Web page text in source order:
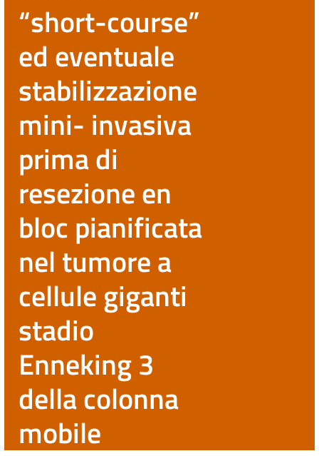
“short-course”
ed eventuale
stabilizzazione
mini- invasiva
prima di
resezione en
bloc pianificata
nel tumore a
cellule giganti
stadio
Enneking 3
della colonna
mobile